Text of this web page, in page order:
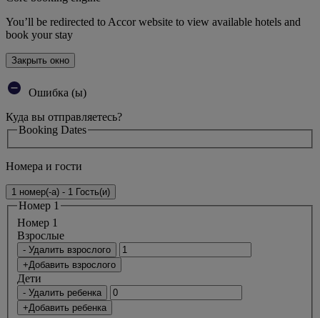
You’ll be redirected to Accor website to view available hotels and
book your stay
Закрыть окно
Ошибка (ы)
Куда вы отправляетесь?
Booking Dates
Номера и гости
1 номер(-а) - 1 Гость(и)
Номер 1
Номер 1
Bзрослые
- Удалить взрослого
+Добавить взрослого
Дети
- Удалить ребенка
+Добавить ребенка